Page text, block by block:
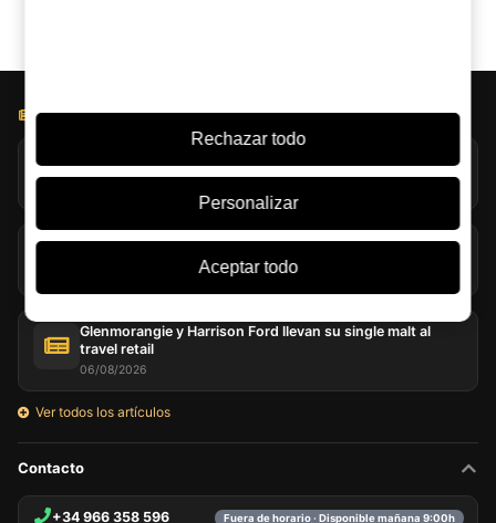
BLOG LICOREA
07/08/2026
Turba en el whisky: mucho más que humo en la copa
Glenmorangie y Harrison Ford llevan su single malt al
travel retail
06/08/2026
Ver todos los artículos
Contacto
+34 966 358 596 Fuera de horario · Disponible mañana 9:00h
Rechazar todo
Personalizar
Aceptar todo